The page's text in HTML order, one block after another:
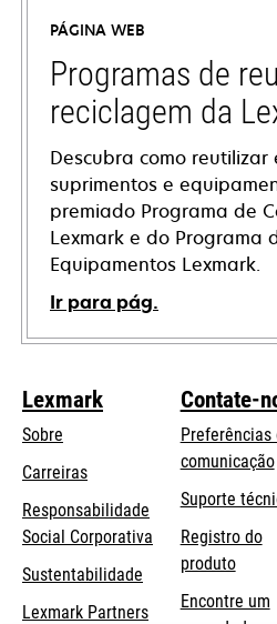
new
tab
PÁGINA WEB
Programas de
reciclagem da
Descubra como reutilizar
suprimentos e
premiado Programa de
Lexmark e do Programa
Equipamentos Lexmark.
Ir para pág.
Lexmark
Sobre
Carreiras
Responsabilidade
Social Corporativa opens
new
Sustentabilidade
Lexmark Partners
Contate-
Preferências
comunicação
Suporte
Registro do
produto
Encontre um